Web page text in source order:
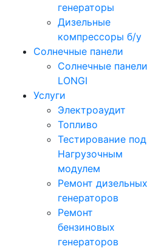
генераторы
Дизельные
компрессоры б/у
Солнечные панели
Солнечные панели
LONGI
Услуги
Электроаудит
Топливо
Тестирование под
Нагрузочным
модулем
Ремонт дизельных
генераторов
Ремонт
бензиновых
генераторов